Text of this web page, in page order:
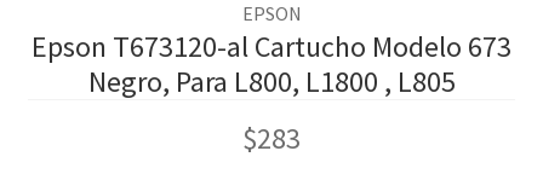
EPSON
Epson T673120-al Cartucho Modelo 673
Negro, Para L800, L1800 , L805
$283